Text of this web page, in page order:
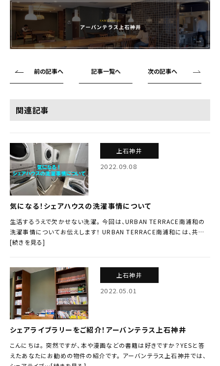
前の記事へ 記事一覧へ 次の記事へ
関連記事
上石神井
2022.09.08
気になる！シェアハウスの洗濯事情について
生活するうえで欠かせない洗濯。 今回は、URBAN TERRACE南浦和の
洗濯事情についてお伝えします！ URBAN TERRACE南浦和には、共…
[続きを見る]
上石神井
2022.05.01
シェアライブラリーをご紹介！アーバンテラス上石神井
こんにちは。 突然ですが、本や漫画などの書籍は好きですか？YESと答
えたあなたにお勧めの物件の紹介です。 アーバンテラス上石神井では、